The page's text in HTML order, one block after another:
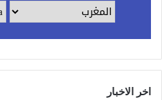
اخر الاخبار